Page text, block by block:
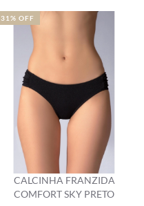
CALCINHA FRANZIDA
COMFORT SKY PRETO
31% OFF